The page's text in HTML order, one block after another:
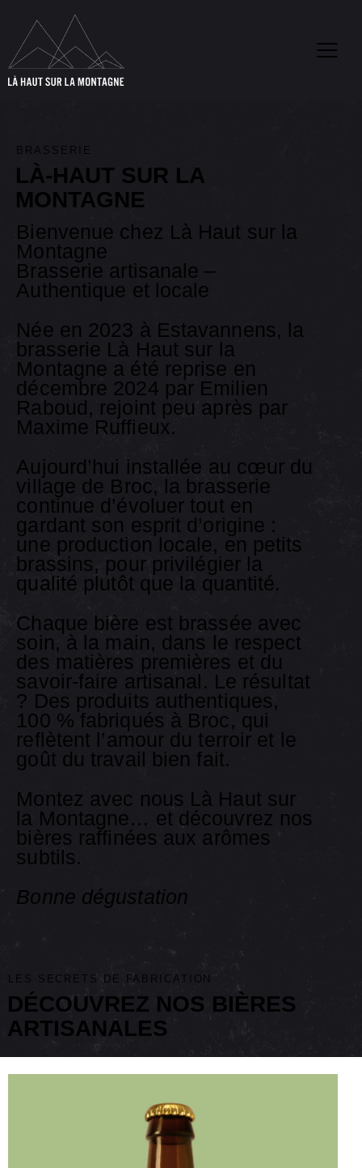
BRASSERIE
LÀ-HAUT SUR LA
MONTAGNE
Bienvenue chez Là Haut sur la
Montagne
Brasserie artisanale –
Authentique et locale
Née en 2023 à Estavannens, la
brasserie Là Haut sur la
Montagne a été reprise en
décembre 2024 par Emilien
Raboud, rejoint peu après par
Maxime Ruffieux.
Aujourd’hui installée au cœur du
village de Broc, la brasserie
continue d’évoluer tout en
gardant son esprit d’origine :
une production locale, en petits
brassins, pour privilégier la
qualité plutôt que la quantité.
Chaque bière est brassée avec
soin, à la main, dans le respect
des matières premières et du
savoir-faire artisanal. Le résultat
? Des produits authentiques,
100 % fabriqués à Broc, qui
reflètent l’amour du terroir et le
goût du travail bien fait.
Montez avec nous Là Haut sur
la Montagne… et découvrez nos
bières raffinées aux arômes
subtils.
Bonne dégustation
LES SECRETS DE FABRICATION
DÉCOUVREZ NOS BIÈRES
ARTISANALES